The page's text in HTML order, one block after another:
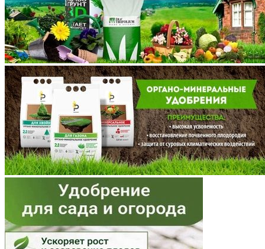
Липецкая область
Магаданская область
Марий Эл
Мордовия
Московская область
Мурманская область
Ненецкий АО
Нижегородская область
Новгородская область
Новосибирская область
Омская область